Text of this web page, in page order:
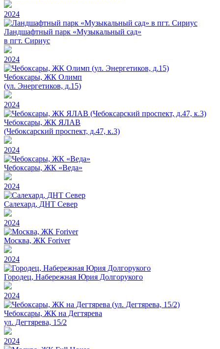
2024
Ландшафтный парк «Музыкальный сад»
в пгт. Сириус
2024
Чебоксары, ЖК Олимп
(ул. Энергетиков, д.15)
2024
Чебоксары, ЖК ЯЛАВ
(Чебоксарский проспект, д.47, к.3)
2024
Чебоксары, ЖК «Веда»
2024
Салехард, ДНТ Север
2024
Москва, ЖК Foriver
2024
Городец, Набережная Юрия Долгорукого
2024
Чебоксары, ЖК на Дегтярева
ул. Дегтярева, 15/2
2024